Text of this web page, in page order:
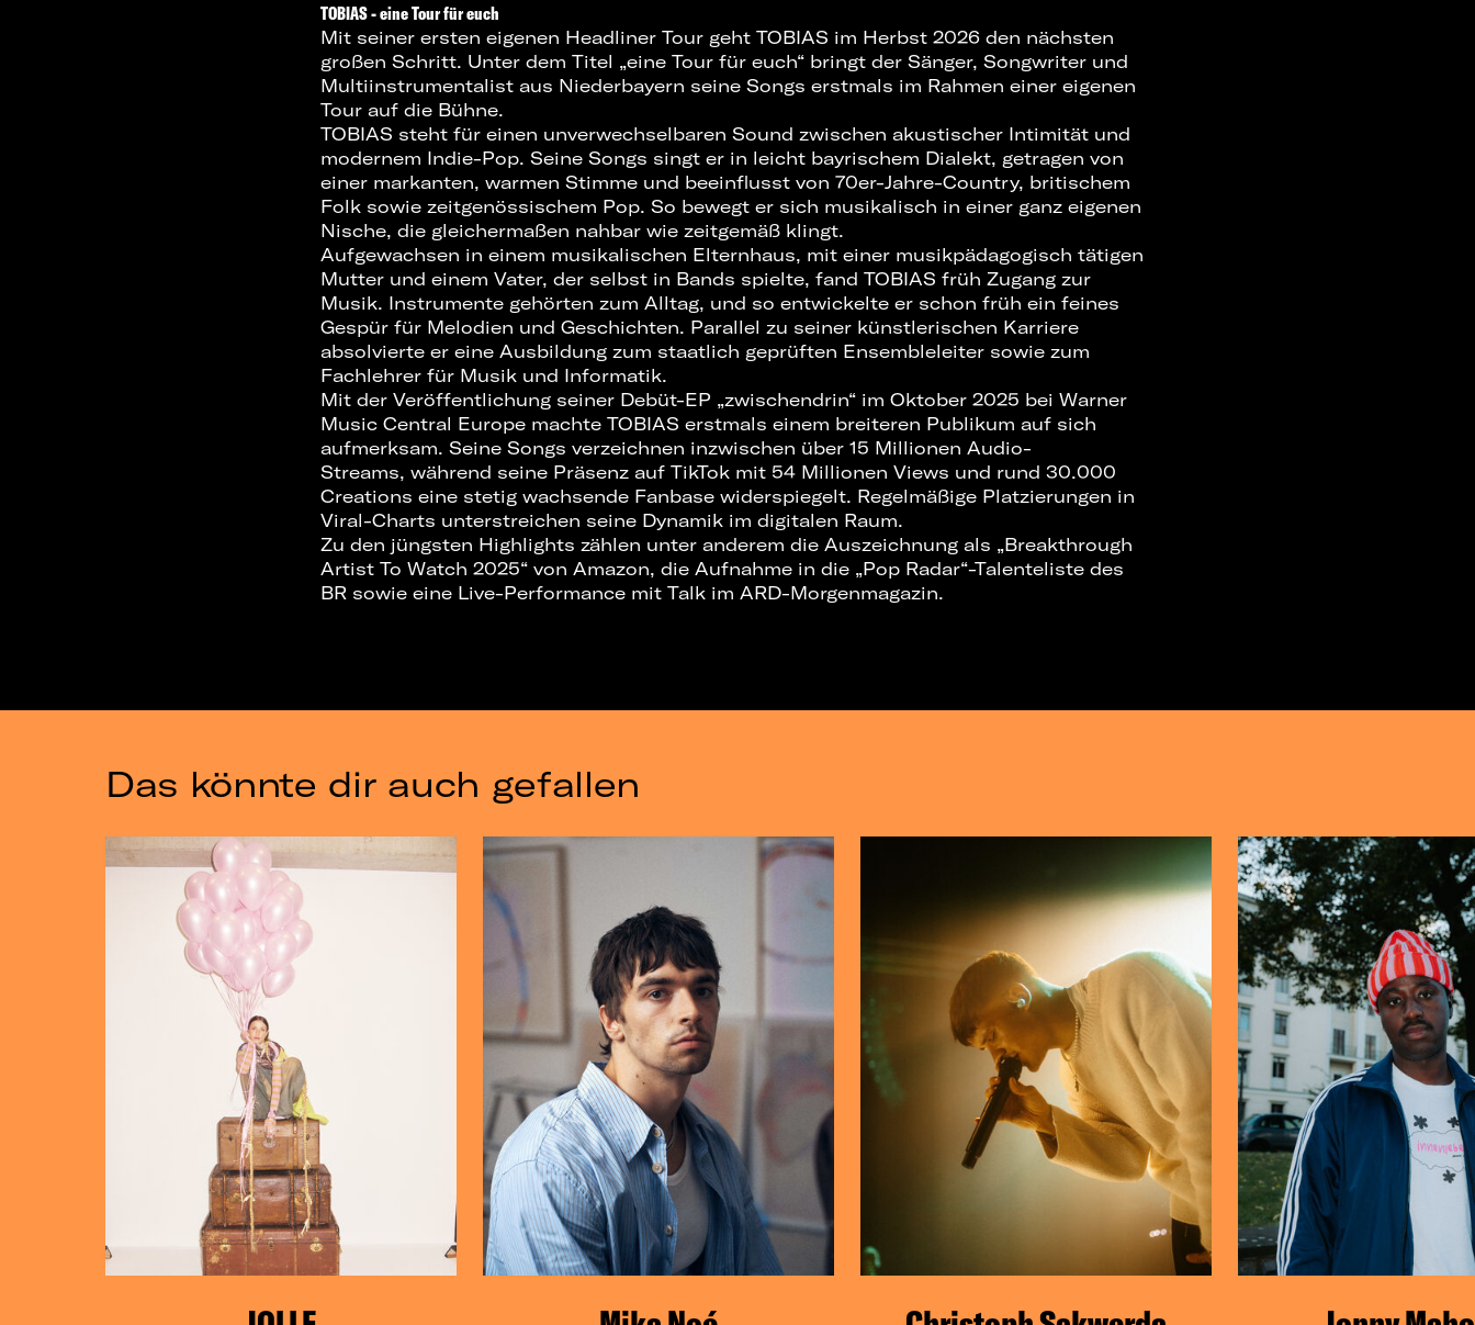
TOBIAS - eine Tour für euch
Mit seiner ersten eigenen Headliner Tour geht TOBIAS im Herbst 2026 den nächsten
großen Schritt. Unter dem Titel „eine Tour für euch“ bringt der Sänger, Songwriter und
Multiinstrumentalist aus Niederbayern seine Songs erstmals im Rahmen einer eigenen
Tour auf die Bühne.
TOBIAS steht für einen unverwechselbaren Sound zwischen akustischer Intimität und
modernem Indie-Pop. Seine Songs singt er in leicht bayrischem Dialekt, getragen von
einer markanten, warmen Stimme und beeinflusst von 70er-Jahre-Country, britischem
Folk sowie zeitgenössischem Pop. So bewegt er sich musikalisch in einer ganz eigenen
Nische, die gleichermaßen nahbar wie zeitgemäß klingt.
Aufgewachsen in einem musikalischen Elternhaus, mit einer musikpädagogisch tätigen
Mutter und einem Vater, der selbst in Bands spielte, fand TOBIAS früh Zugang zur
Musik. Instrumente gehörten zum Alltag, und so entwickelte er schon früh ein feines
Gespür für Melodien und Geschichten. Parallel zu seiner künstlerischen Karriere
absolvierte er eine Ausbildung zum staatlich geprüften Ensembleleiter sowie zum
Fachlehrer für Musik und Informatik.
Mit der Veröffentlichung seiner Debüt-EP „zwischendrin“ im Oktober 2025 bei Warner
Music Central Europe machte TOBIAS erstmals einem breiteren Publikum auf sich
aufmerksam. Seine Songs verzeichnen inzwischen über 15 Millionen Audio-
Streams, während seine Präsenz auf TikTok mit 54 Millionen Views und rund 30.000
Creations eine stetig wachsende Fanbase widerspiegelt. Regelmäßige Platzierungen in
Viral-Charts unterstreichen seine Dynamik im digitalen Raum.
Zu den jüngsten Highlights zählen unter anderem die Auszeichnung als „Breakthrough
Artist To Watch 2025“ von Amazon, die Aufnahme in die „Pop Radar“-Talenteliste des
BR sowie eine Live-Performance mit Talk im ARD-Morgenmagazin.
Das könnte dir auch gefallen